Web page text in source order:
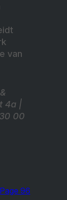
van
4a |
00
96